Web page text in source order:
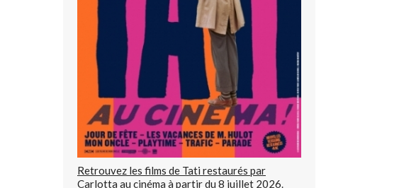
Retrouvez les films de Tati restaurés par
Carlotta au cinéma à partir du 8 juillet 2026.